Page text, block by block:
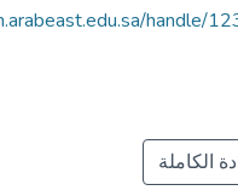
handle/
الكاملة